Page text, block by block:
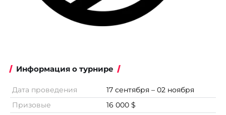
Информация о турнире
Дата проведения
17 сентября – 02 ноября
Призовые
16 000 $